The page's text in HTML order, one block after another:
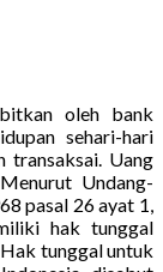
oleh bank
sehari-hari
transaksai. Uang
Undang-
pasal 26 ayat 1,
hak tunggal
tunggal untuk